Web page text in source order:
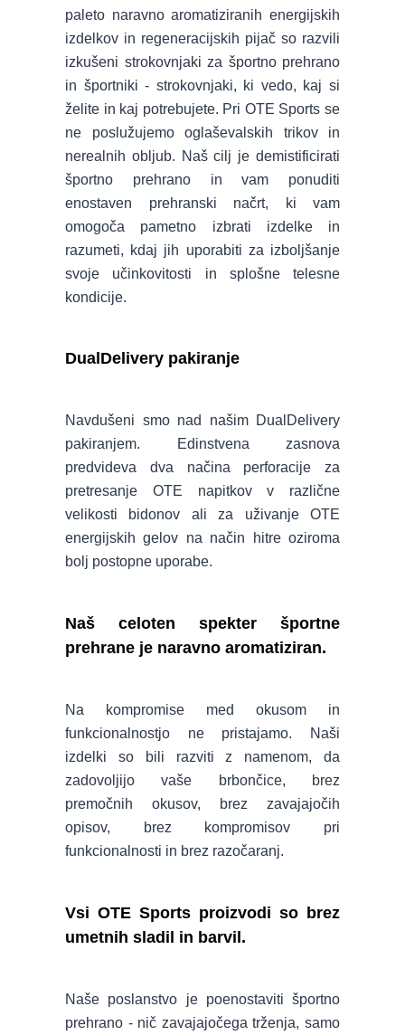
paleto naravno aromatiziranih energijskih
izdelkov in regeneracijskih pijač so razvili
izkušeni strokovnjaki za športno prehrano
in športniki - strokovnjaki, ki vedo, kaj si
želite in kaj potrebujete. Pri OTE Sports se
ne poslužujemo oglaševalskih trikov in
nerealnih obljub. Naš cilj je demistificirati
športno prehrano in vam ponuditi
enostaven prehranski načrt, ki vam
omogoča pametno izbrati izdelke in
razumeti, kdaj jih uporabiti za izboljšanje
svoje učinkovitosti in splošne telesne
kondicije.
DualDelivery pakiranje
Navdušeni smo nad našim DualDelivery
pakiranjem. Edinstvena zasnova
predvideva dva načina perforacije za
pretresanje OTE napitkov v različne
velikosti bidonov ali za uživanje OTE
energijskih gelov na način hitre oziroma
bolj postopne uporabe.
Naš celoten spekter športne
prehrane je naravno aromatiziran.
Na kompromise med okusom in
funkcionalnostjo ne pristajamo. Naši
izdelki so bili razviti z namenom, da
zadovoljijo vaše brbončice, brez
premočnih okusov, brez zavajajočih
opisov, brez kompromisov pri
funkcionalnosti in brez razočaranj.
Vsi OTE Sports proizvodi so brez
umetnih sladil in barvil.
Naše poslanstvo je poenostaviti športno
prehrano - nič zavajajočega trženja, samo